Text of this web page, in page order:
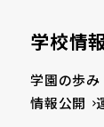
学校情
学園の歩み
情報公開